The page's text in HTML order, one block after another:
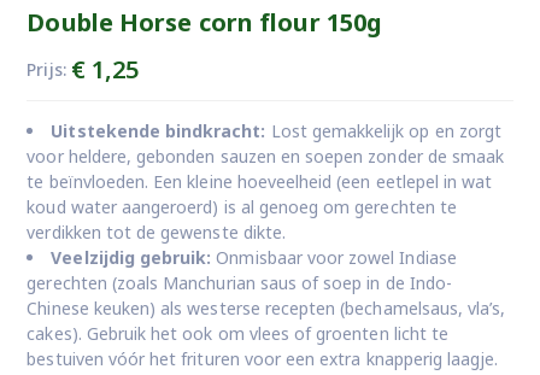
Double Horse corn flour 150g
Prijs: €1,25
Uitstekende bindkracht: Lost gemakkelijk op en zorgt
voor heldere, gebonden sauzen en soepen zonder de smaak
te beïnvloeden. Een kleine hoeveelheid (een eetlepel in wat
koud water aangeroerd) is al genoeg om gerechten te
verdikken tot de gewenste dikte.
Veelzijdig gebruik: Onmisbaar voor zowel Indiase
gerechten (zoals Manchurian saus of soep in de Indo-
Chinese keuken) als westerse recepten (bechamelsaus, vla’s,
cakes). Gebruik het ook om vlees of groenten licht te
bestuiven vóór het frituren voor een extra knapperig laagje.